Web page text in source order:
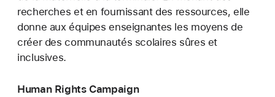
recherches et en fournissant des ressources, elle
donne aux équipes enseignantes les moyens de
créer des communautés scolaires sûres et
inclusives.
Human Rights Campaign